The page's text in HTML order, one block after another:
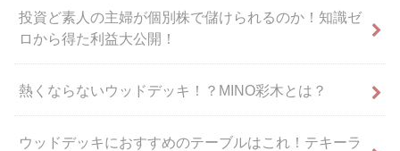
投資ど素人の主婦が個別株で儲けられるのか！知識ゼ
ロから得た利益大公開！
熱くならないウッドデッキ！？MINO彩木とは？
ウッドデッキにおすすめのテーブルはこれ！テキーラ